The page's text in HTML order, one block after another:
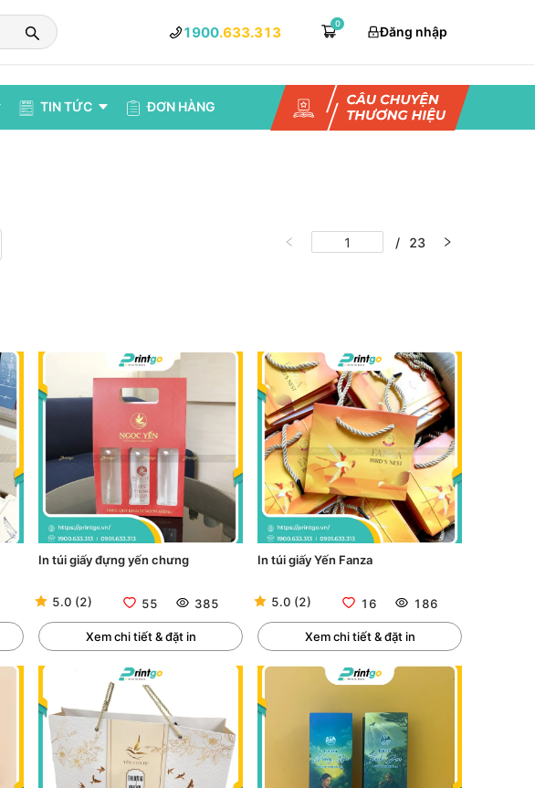
1900.633.313
0
Đăng nhập
TIN TỨC ĐƠN HÀNG
/ 23
In túi giấy đựng yến chưng
5.0 (2) 55 385
Xem chi tiết & đặt in
In túi giấy Yến Fanza
5.0 (2) 16 186
Xem chi tiết & đặt in